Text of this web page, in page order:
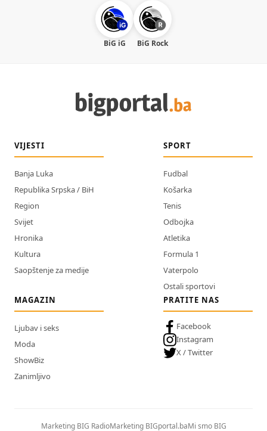
BiG iG BiG Rock
VIJESTI
Banja Luka
Republika Srpska / BiH
Region
Svijet
Hronika
Kultura
Saopštenje za medije
SPORT
Fudbal
Košarka
Tenis
Odbojka
Atletika
Formula 1
Vaterpolo
Ostali sportovi
MAGAZIN
Ljubav i seks
Moda
ShowBiz
Zanimljivo
PRATITE NAS
Facebook
Instagram
X / Twitter
Marketing BIG RadioMarketing BIGportal.baMi smo BIG